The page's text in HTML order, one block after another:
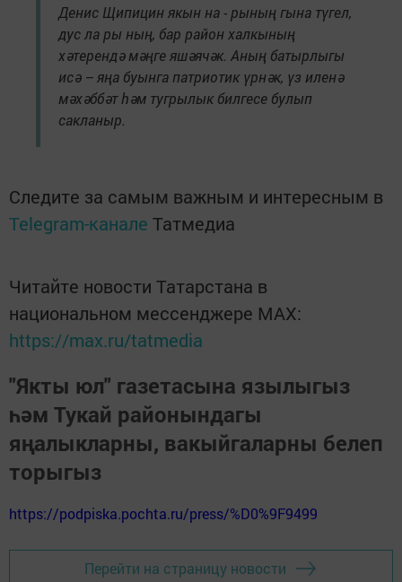
Денис Щипицин якын на - рының гына түгел,
дус ла ры ның, бар район халкының
хәтерендә мәңге яшәячәк. Аның батырлыгы
исә – яңа буынга патриотик үрнәк, үз иленә
мәхәббәт һәм тугрылык билгесе булып
сакланыр.
Следите за самым важным и интересным в
Telegram-канале Татмедиа
Читайте новости Татарстана в
национальном мессенджере MАХ:
https://max.ru/tatmedia
"Якты юл" газетасына язылыгыз
һәм Тукай районындагы
яңалыкларны, вакыйгаларны белеп
торыгыз
https://podpiska.pochta.ru/press/%D0%9F9499
Перейти на страницу новости